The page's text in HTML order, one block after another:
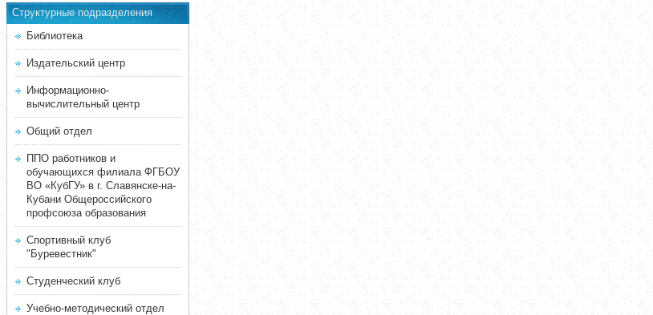
Структурные подразделения
Библиотека
Издательский центр
Информационно-
вычислительный центр
Общий отдел
ППО работников и
обучающихся филиала ФГБОУ
ВО «КубГУ» в г. Славянске-на-
Кубани Общероссийского
профсоюза образования
Спортивный клуб
"Буревестник"
Студенческий клуб
Учебно-методический отдел